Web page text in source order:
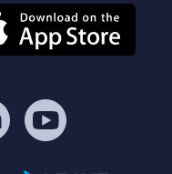
online